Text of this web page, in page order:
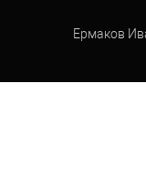
Ермаков